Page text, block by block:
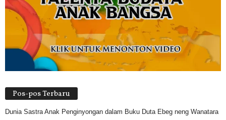
Pos-pos Terbaru
Dunia Sastra Anak Penginyongan dalam Buku Duta Ebeg neng Wanatara